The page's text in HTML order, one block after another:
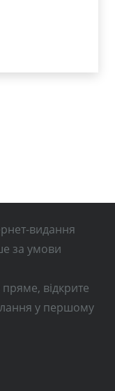
видання
за умови
відкрите
у першому